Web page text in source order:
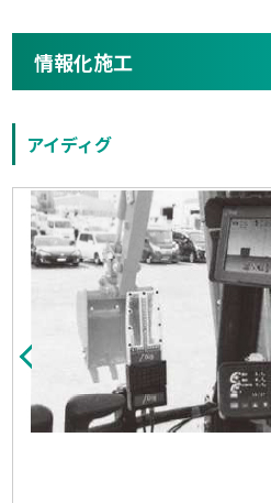
情報化施工
アイディグ